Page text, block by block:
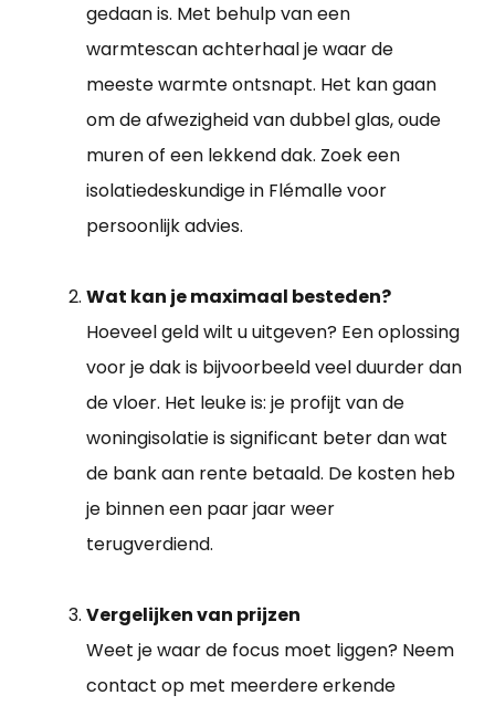
gedaan is. Met behulp van een
warmtescan achterhaal je waar de
meeste warmte ontsnapt. Het kan gaan
om de afwezigheid van dubbel glas, oude
muren of een lekkend dak. Zoek een
isolatiedeskundige in Flémalle voor
persoonlijk advies.
Wat kan je maximaal besteden?
Hoeveel geld wilt u uitgeven? Een oplossing
voor je dak is bijvoorbeeld veel duurder dan
de vloer. Het leuke is: je profijt van de
woningisolatie is significant beter dan wat
de bank aan rente betaald. De kosten heb
je binnen een paar jaar weer
terugverdiend.
Vergelijken van prijzen
Weet je waar de focus moet liggen? Neem
contact op met meerdere erkende